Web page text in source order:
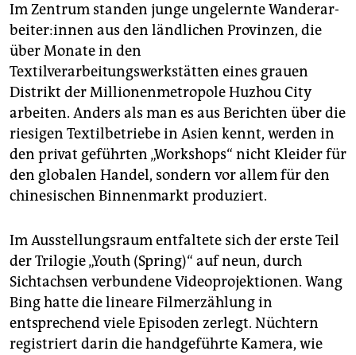
Im Zentrum standen junge ungelernte Wan­der­ar­
bei­te­r:in­nen aus den ländlichen Provinzen, die
über Monate in den
Textilverarbeitungswerkstätten eines grauen
Distrikt der Millionenmetropole Huzhou City
arbeiten. Anders als man es aus Berichten über die
riesigen Textilbetriebe in Asien kennt, werden in
den privat geführten „Workshops“ nicht Kleider für
den globalen Handel, sondern vor allem für den
chinesischen Binnenmarkt produziert.
Im Ausstellungsraum entfaltete sich der erste Teil
der Trilogie „Youth (Spring)“ auf neun, durch
Sichtachsen verbundene Videoprojektionen. Wang
Bing hatte die lineare Filmerzählung in
entsprechend viele Episoden zerlegt. Nüchtern
registriert darin die handgeführte Kamera, wie